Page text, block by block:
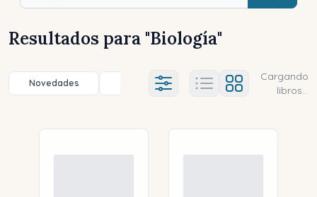
Buscar
Resultados para "Biología"
Novedades Título (a-z) Título (z-a)
Ajustes abierto
Cargando
libros...